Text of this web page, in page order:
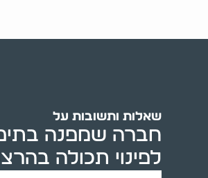
שאלות ותשובות על
חברה שמפנה
לפינוי תכולה